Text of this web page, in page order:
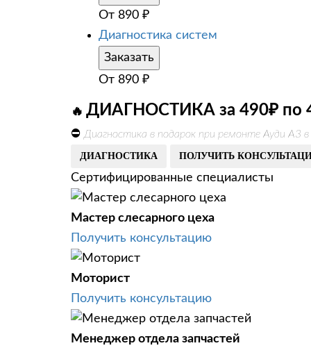
От 890 ₽
Диагностика систем
Заказать
От 890 ₽
🔥 ДИАГНОСТИКА за 490₽ по
⛔ Диагностика в подарок при ремонте Ауди А3
ДИАГНОСТИКА ПОЛУЧИТЬ
Сертифицированные специалисты
Мастер слесарного цеха
Получить консультацию
Моторист
Получить консультацию
Менеджер отдела запчастей